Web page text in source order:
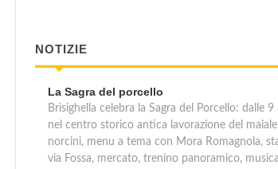
NOTIZIE
La Sagra del porcello
Brisighella celebra la Sagra del Porcello: dalle 9
nel centro storico antica lavorazione del
norcini, menu a tema con Mora Romagnola,
via Fossa, mercato, trenino panoramico,